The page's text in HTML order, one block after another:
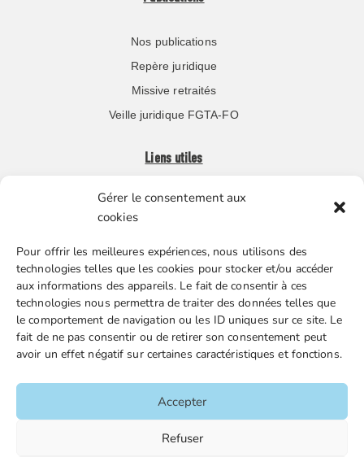
Gérer le consentement aux
cookies
Pour offrir les meilleures expériences, nous utilisons des
technologies telles que les cookies pour stocker et/ou accéder
aux informations des appareils. Le fait de consentir à ces
technologies nous permettra de traiter des données telles que
le comportement de navigation ou les ID uniques sur ce site. Le
fait de ne pas consentir ou de retirer son consentement peut
avoir un effet négatif sur certaines caractéristiques et fonctions.
Accepter
Refuser
Nos publications
Repère juridique
Missive retraités
Veille juridique FGTA-FO
Liens utiles
Boutique en ligne
Nos partenaires
Gestion des cookies
FGTA-FO / 15 avenue Victor Hugo – 92170 Vanves / 01 86
Accueil
Contacts